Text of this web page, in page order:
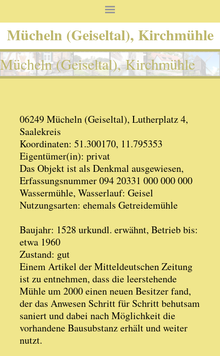
Mücheln (Geiseltal), Kirchmühle
Mücheln (Geiseltal), Kirchmühle
06249 Mücheln (Geiseltal), Lutherplatz 4,
Saalekreis
Koordinaten: 51.300170, 11.795353
Eigentümer(in): privat
Das Objekt ist als Denkmal ausgewiesen,
Erfassungsnummer 094 20331 000 000 000
Wassermühle, Wasserlauf: Geisel
Nutzungsarten: ehemals Getreidemühle
Baujahr: 1528 urkundl. erwähnt, Betrieb bis:
etwa 1960
Zustand: gut
Einem Artikel der Mitteldeutschen Zeitung
ist zu entnehmen, dass die leerstehende
Mühle um 2000 einen neuen Besitzer fand,
der das Anwesen Schritt für Schritt behutsam
saniert und dabei nach Möglichkeit die
vorhandene Bausubstanz erhält und weiter
nutzt.